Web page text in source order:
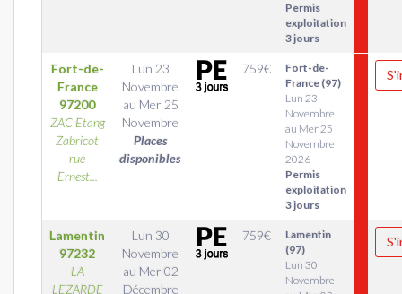
Permis
exploitation
3 jours
Fort-de-
France
97200
ZAC Etang
Zabricot
rue
Ernest...
Lun 23
Novembre
au Mer 25
Novembre
Places
disponibles
759€
Fort-de-
France (97)
Lun 23
Novembre
au Mer 25
Novembre
2026
Permis
exploitation
3 jours
Lamentin
97232
LA
LEZARDE
Lun 30
Novembre
au Mer 02
Décembre
759€
Lamentin
(97)
Lun 30
Novembre